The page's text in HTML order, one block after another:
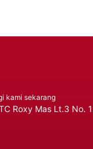
kami sekarang
Roxy Mas Lt.3 No.